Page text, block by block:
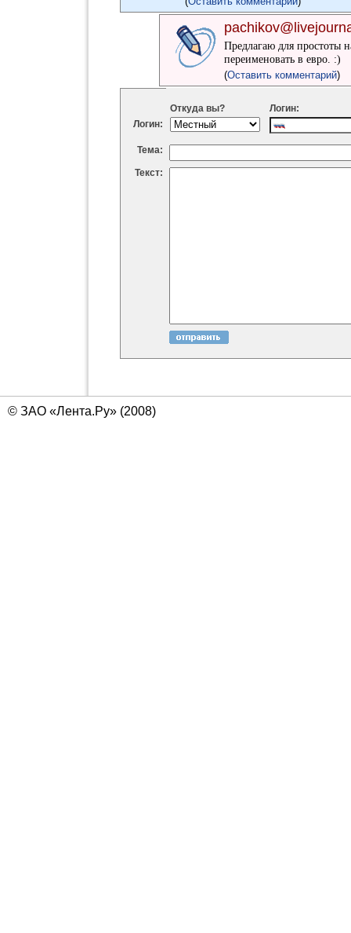
Предлагаю для простоты
переименовать в евро. :)
(Оставить комментарий)
Логин:
Откуда вы? Логин:
Тема:
Текст:
© ЗАО «Лента.Ру» (2008)